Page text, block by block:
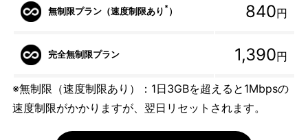
無制限プラン（速度制限あり * ） 840円
完全無制限プラン 1,390円
※無制限（速度制限あり）：1日3GBを超えると1Mbpsの
速度制限がかかりますが、翌日リセットされます。